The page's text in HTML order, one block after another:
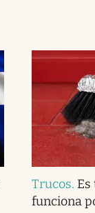
Trucos.
funciona